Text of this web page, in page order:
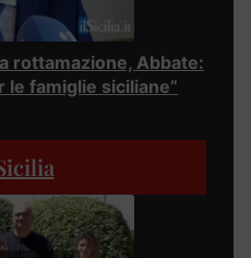
rottamazione, Abbate:
le famiglie siciliane”